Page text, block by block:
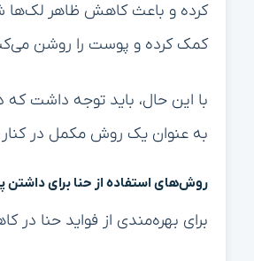
کرده و باعث کاهش ظاهر لک‌ها
کمک کرده و پوست را روشن
با این حال، باید توجه داشت
به عنوان یک روش مکمل در
روش‌های استفاده از حنا برای
برای بهره‌مندی از فواید حنا